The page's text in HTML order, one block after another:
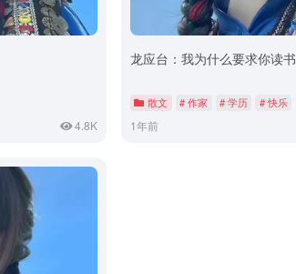
4.8K
龙应台：我为什么要求你读书
散文 # 作家 # 学历 # 快乐
1年前